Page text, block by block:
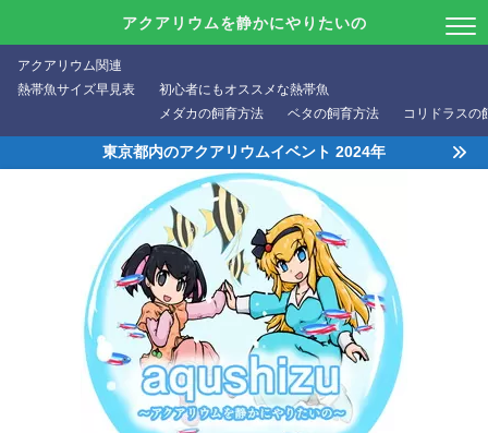
アクアリウムを静かにやりたいの
アクアリウム関連
熱帯魚サイズ早見表
初心者にもオススメな熱帯魚
メダカの飼育方法
ベタの飼育方法 コリドラスの
東京都内のアクアリウムイベント 2024年